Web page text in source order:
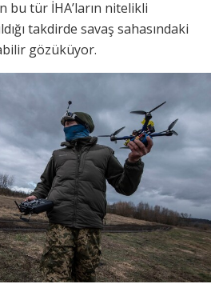
bu tür İHA’ların nitelikli
takdirde savaş sahasındaki
gözüküyor.